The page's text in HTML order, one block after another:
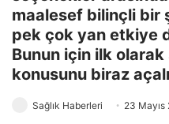
maalesef bilinçli bir
pek çok yan etkiye
Bunun için ilk
konusunu biraz
Sağlık Haberleri 23 Mayıs